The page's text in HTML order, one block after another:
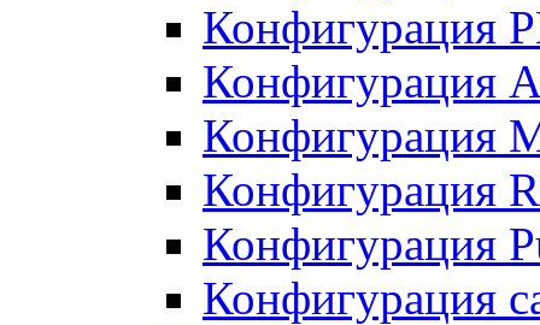
Конфигурация
Конфигурация
Конфигурация
Конфигурация
Конфигурация
Конфигурация